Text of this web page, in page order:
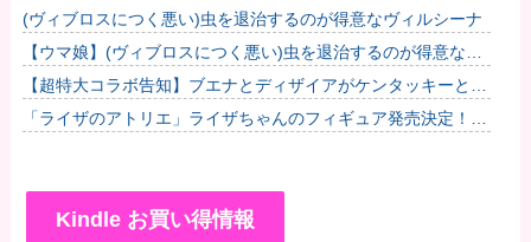
(ヴィブロスにつく悪い)虫を退治するのが得意なヴィルシーナ
【ウマ娘】(ヴィブロスにつく悪い)虫を退治するのが得意なヴ
ィルシーナ
【超特大コラボ告知】ブエナとディザイアがケンタッキーとの
コラボ情報をお届けだ！
「ライザのアトリエ」ライザちゃんのフィギュア発売決定！イ
Kindle お買い得情報